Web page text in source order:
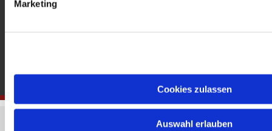
Marketing
Cookies zulassen
Auswahl erlauben